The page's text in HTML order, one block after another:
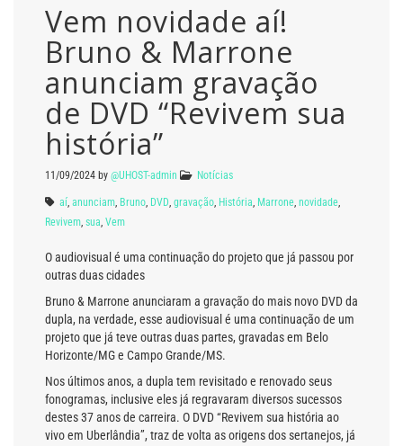
Vem novidade aí!
Bruno & Marrone
anunciam gravação
de DVD “Revivem sua
história”
11/09/2024 by @UHOST-admin Notícias
aí anunciam Bruno DVD gravação História Marrone novidade
Revivem sua Vem
O audiovisual é uma continuação do projeto que já passou por
outras duas cidades
Bruno & Marrone anunciaram a gravação do mais novo DVD da
dupla, na verdade, esse audiovisual é uma continuação de um
projeto que já teve outras duas partes, gravadas em Belo
Horizonte/MG e Campo Grande/MS.
Nos últimos anos, a dupla tem revisitado e renovado seus
fonogramas, inclusive eles já regravaram diversos sucessos
destes 37 anos de carreira. O DVD “Revivem sua história ao
vivo em Uberlândia”, traz de volta as origens dos sertanejos, já